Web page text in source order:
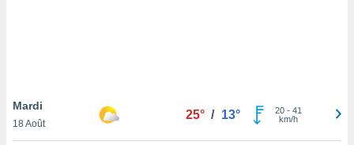
pas
de
Mardi
18 Août
25° / 13° 20- 41
km/h